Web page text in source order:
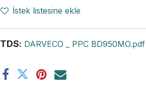
İstek listesine ekle
TDS: DARVECO _ PPC BD950MO.pdf